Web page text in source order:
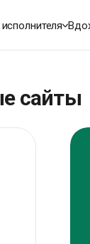
сайты